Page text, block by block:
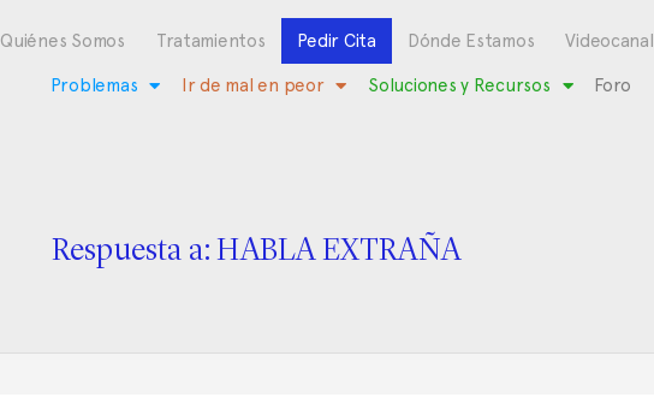
Quiénes Somos Tratamientos Pedir Cita Dónde Estamos Videocanal
Problemas Ir de mal en peor Soluciones y Recursos Foro
Respuesta a: HABLA EXTRAÑA